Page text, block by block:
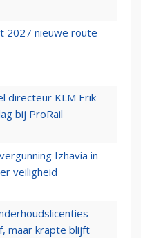
2027 nieuwe route
directeur KLM Erik
bij ProRail
Izhavia in
veiligheid
maar krapte blijft